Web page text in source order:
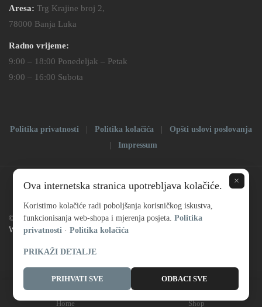
Home Shop
Aresa: Trg Krajine broj 2,
78000 Banja Luka
Radno vrijeme:
9:00 – 18:00 Ponedeljak – Petak
9:00 – 16:00 Subota
Politika privatnosti | Politika kolačića |
Opšti uslovi poslovanja
|
Impressum
© Copyright 2025 |Prodaja satova| All Rights Reserved | Powered by
Web dizajn – S
×
Ova internetska stranica upotrebljava kolačiće.
Koristimo kolačiće radi poboljšanja korisničkog iskustva,
funkcionisanja web-shopa i mjerenja posjeta.Politika
privatnosti ·Politika kolačića
PRIKAŽI DETALJE
PRIHVATI SVE ODBACI SVE